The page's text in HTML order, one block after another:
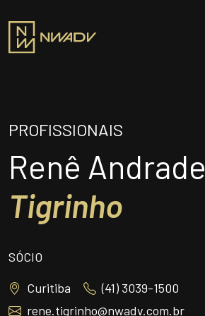
Pensamento Inovador
Prêmios/Reconhecimentos
PROFISSIONAIS
ÁREAS DE ATUAÇÃO
ATUAÇÃO INTERNACIONAL
PROFISSIONAIS
Renê Andrade
Tigrinho
SÓCIO
Curitiba
(41) 3039-1500
rene.tigrinho@nwadv.com.br